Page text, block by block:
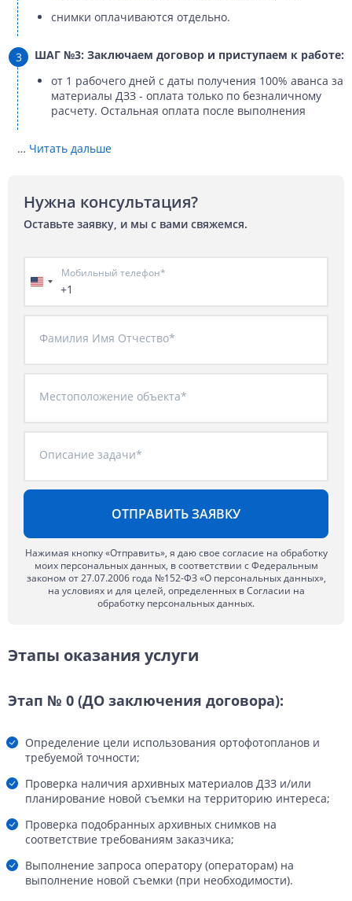
снимки оплачиваются отдельно.
ШАГ №3: Заключаем договор и приступаем к работе:
от 1 рабочего дней с даты получения 100% аванса за
материалы ДЗЗ - оплата только по безналичному
расчету. Остальная оплата после выполнения
… Читать дальше
Нужна консультация?
Оставьте заявку, и мы с вами свяжемся.
+1
Мобильный телефон*
Фамилия Имя Отчество*
Местоположение объекта*
Описание задачи*
Нажимая кнопку «Отправить», я даю свое согласие на обработку
моих персональных данных, в соответствии с Федеральным
законом от 27.07.2006 года №152-ФЗ «О персональных данных»,
на условиях и для целей, определенных в Согласии на
обработку персональных данных.
Этапы оказания услуги
Этап № 0 (ДО заключения договора):
Определение цели использования ортофотопланов и
требуемой точности;
Проверка наличия архивных материалов ДЗЗ и/или
планирование новой съемки на территорию интереса;
Проверка подобранных архивных снимков на
соответствие требованиям заказчика;
Выполнение запроса оператору (операторам) на
выполнение новой съемки (при необходимости).